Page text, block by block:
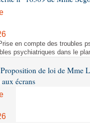
en compte des troubles
psychiatriques dans le
de loi de Mme
écrans